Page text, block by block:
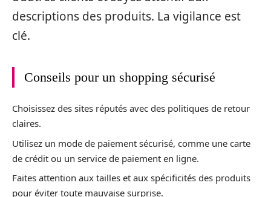
descriptions des produits. La vigilance est
clé.
Conseils pour un shopping sécurisé
Choisissez des sites réputés avec des politiques de retour
claires.
Utilisez un mode de paiement sécurisé, comme une carte
de crédit ou un service de paiement en ligne.
Faites attention aux tailles et aux spécificités des produits
pour éviter toute mauvaise surprise.